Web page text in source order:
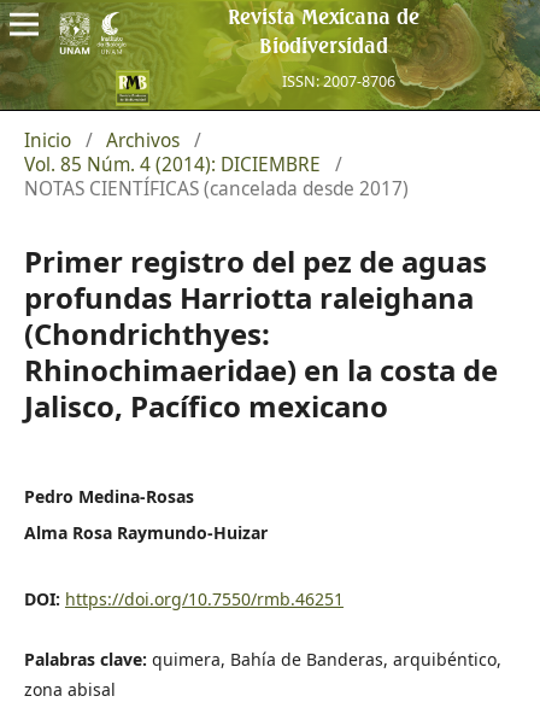
Revista Mexicana de
Biodiversidad
ISSN: 2007-8706
Inicio / Archivos /
Vol. 85 Núm. 4 (2014): DICIEMBRE
/
NOTAS CIENTÍFICAS (cancelada desde 2017)
Primer registro del pez de aguas
profundas Harriotta raleighana
(Chondrichthyes:
Rhinochimaeridae) en la costa de
Jalisco, Pacífico mexicano
Pedro Medina-Rosas
Alma Rosa Raymundo-Huizar
DOI: https://doi.org/10.7550/rmb.46251
Palabras clave: quimera, Bahía de Banderas, arquibéntico,
zona abisal